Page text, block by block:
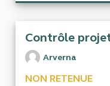
Contrôle
Arverna
NON RETENUE